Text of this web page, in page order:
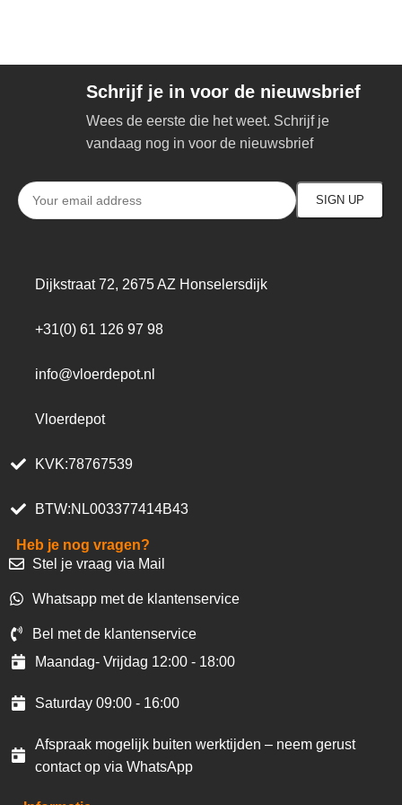
Schrijf je in voor de nieuwsbrief
Wees de eerste die het weet. Schrijf je
vandaag nog in voor de nieuwsbrief
Dijkstraat 72, 2675 AZ Honselersdijk
+31(0) 61 126 97 98
info@vloerdepot.nl
Vloerdepot
KVK:78767539
BTW:NL003377414B43
Heb je nog vragen?
Stel je vraag via Mail
Whatsapp met de klantenservice
Bel met de klantenservice
Maandag- Vrijdag 12:00 - 18:00
Saturday 09:00 - 16:00
Afspraak mogelijk buiten werktijden – neem gerust
contact op via WhatsApp